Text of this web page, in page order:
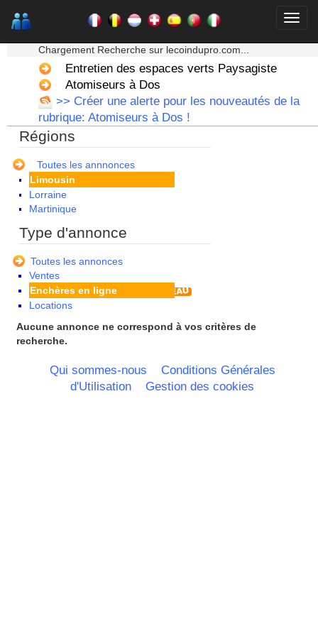
Chargement Recherche sur lecoindupro.com...
Entretien des espaces verts Paysagiste
Atomiseurs à Dos
>> Créer une alerte pour les nouveautés de la
rubrique: Atomiseurs à Dos !
Régions
Toutes les annnonces
Bretagne
Champagne Ardenne
Corse
Franche Comte - Suisse
Guadeloupe
Guyane
Haute Normandie
Ile de France
La Réunion
Languedoc Roussillon
Limousin
Lorraine
Martinique
Midi Pyrenees - Espagne -
Nord Pas de Calais - Belgique -
Pays Bas
Pays de la Loire
Picardie
Poitou Charentes
Principauté de Monaco
Italie
Rhone Alpes
Type d'annonce
Toutes les annonces
Ventes
Enchères en ligne
Locations
Aucune annonce ne correspond à vos critères de
recherche.
Qui sommes-nous
Conditions Générales
d'Utilisation
Gestion des cookies